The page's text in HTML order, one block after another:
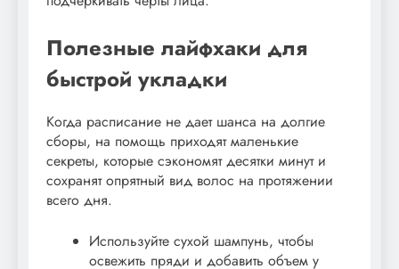
Полезные лайфхаки для
быстрой укладки
Когда расписание не дает шанса на долгие
сборы, на помощь приходят маленькие
секреты, которые сэкономят десятки минут и
сохранят опрятный вид волос на протяжении
всего дня.
Используйте сухой шампунь, чтобы
освежить пряди и добавить объем у